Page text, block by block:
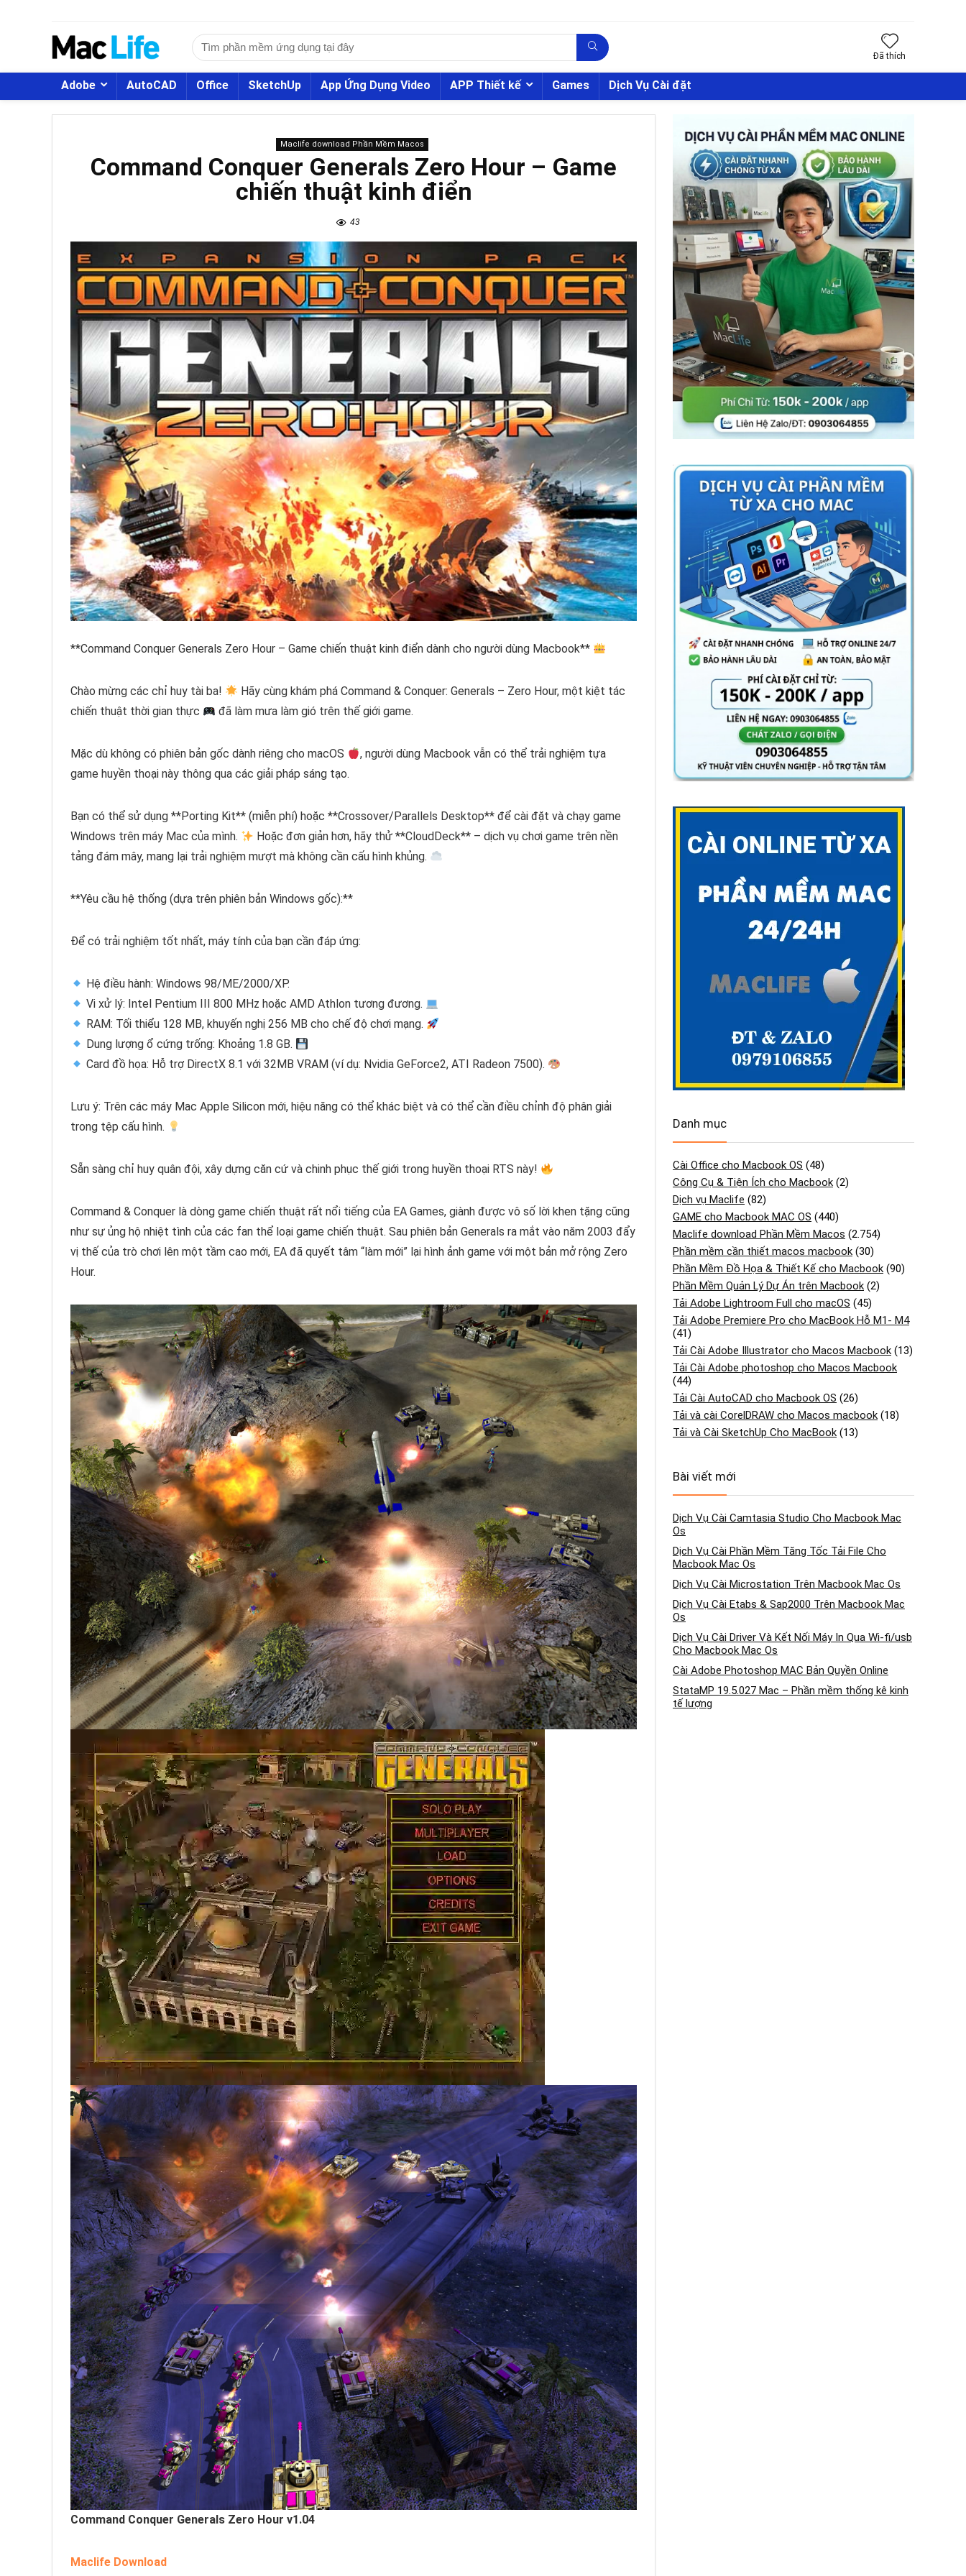
Đã thích
Adobe AutoCAD Office SketchUp App Ứng Dụng Video APP Thiết kế Games Dịch Vụ Cài đặt
Maclife download Phần Mềm Macos
Command Conquer Generals Zero Hour – Game
chiến thuật kinh điển
43
**Command Conquer Generals Zero Hour – Game chiến thuật kinh điển dành cho người dùng Macbook**
Chào mừng các chỉ huy tài ba!
Hãy cùng khám phá Command & Conquer: Generals – Zero Hour, một kiệt tác
chiến thuật thời gian thực
đã làm mưa làm gió trên thế giới game.
Mặc dù không có phiên bản gốc dành riêng cho macOS
, người dùng Macbook vẫn có thể trải nghiệm tựa
game huyền thoại này thông qua các giải pháp sáng tạo.
Bạn có thể sử dụng **Porting Kit** (miễn phí) hoặc **Crossover/Parallels Desktop** để cài đặt và chạy game
Windows trên máy Mac của mình.
Hoặc đơn giản hơn, hãy thử **CloudDeck** – dịch vụ chơi game trên nền
tảng đám mây, mang lại trải nghiệm mượt mà không cần cấu hình khủng.
**Yêu cầu hệ thống (dựa trên phiên bản Windows gốc):**
Để có trải nghiệm tốt nhất, máy tính của bạn cần đáp ứng:
Hệ điều hành: Windows 98/ME/2000/XP.
Vi xử lý: Intel Pentium III 800 MHz hoặc AMD Athlon tương đương.
RAM: Tối thiểu 128 MB, khuyến nghị 256 MB cho chế độ chơi mạng.
Dung lượng ổ cứng trống: Khoảng 1.8 GB.
Card đồ họa: Hỗ trợ DirectX 8.1 với 32MB VRAM (ví dụ: Nvidia GeForce2, ATI Radeon 7500).
Lưu ý: Trên các máy Mac Apple Silicon mới, hiệu năng có thể khác biệt và có thể cần điều chỉnh độ phân giải
trong tệp cấu hình.
Sẵn sàng chỉ huy quân đội, xây dựng căn cứ và chinh phục thế giới trong huyền thoại RTS này!
Command & Conquer là dòng game chiến thuật rất nổi tiếng của EA Games, giành được vô số lời khen tặng cũng
như sự ủng hộ nhiệt tình của các fan thể loại game chiến thuật. Sau phiên bản Generals ra mắt vào năm 2003 đẩy
vị thế của trò chơi lên một tầm cao mới, EA đã quyết tâm “làm mới” lại hình ảnh game với một bản mở rộng Zero
Hour.
Command Conquer Generals Zero Hour v1.04
Maclife Download
Danh mục
Cài Office cho Macbook OS (48)
Công Cụ & Tiện Ích cho Macbook (2)
Dịch vụ Maclife (82)
GAME cho Macbook MAC OS (440)
Maclife download Phần Mềm Macos (2.754)
Phần mềm cần thiết macos macbook (30)
Phần Mềm Đồ Họa & Thiết Kế cho Macbook (90)
Phần Mềm Quản Lý Dự Án trên Macbook (2)
Tải Adobe Lightroom Full cho macOS (45)
Tải Adobe Premiere Pro cho MacBook Hỗ M1- M4
(41)
Tải Cài Adobe Illustrator cho Macos Macbook (13)
Tải Cài Adobe photoshop cho Macos Macbook
(44)
Tải Cài AutoCAD cho Macbook OS (26)
Tải và cài CorelDRAW cho Macos macbook (18)
Tải và Cài SketchUp Cho MacBook (13)
Bài viết mới
Dịch Vụ Cài Camtasia Studio Cho Macbook Mac
Os
Dịch Vụ Cài Phần Mềm Tăng Tốc Tải File Cho
Macbook Mac Os
Dịch Vụ Cài Microstation Trên Macbook Mac Os
Dịch Vụ Cài Etabs & Sap2000 Trên Macbook Mac
Os
Dịch Vụ Cài Driver Và Kết Nối Máy In Qua Wi-fi/usb
Cho Macbook Mac Os
Cài Adobe Photoshop MAC Bản Quyền Online
StataMP 19.5.027 Mac – Phần mềm thống kê kinh
tế lượng